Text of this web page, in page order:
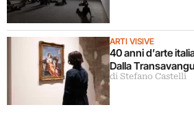
ARTI VISIVE
40 anni d’arte
Dalla
di Stefano Castelli